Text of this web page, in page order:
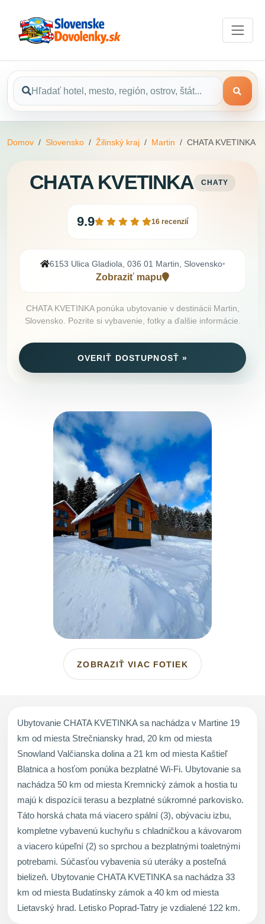
Domov Slovensko Žilinský kraj Martin CHATA KVETINKA
CHATA KVETINKA CHATY
9.9 16 recenzií
6153 Ulica Gladiola, 036 01 Martin, Slovensko•
Zobraziť mapu
CHATA KVETINKA ponúka ubytovanie v destinácii Martin,
Slovensko. Pozrite si vybavenie, fotky a ďalšie informácie.
OVERIŤ DOSTUPNOSŤ »
ZOBRAZIŤ VIAC FOTIEK
Ubytovanie CHATA KVETINKA sa nachádza v Martine 19
km od miesta Strečniansky hrad, 20 km od miesta
Snowland Valčianska dolina a 21 km od miesta Kaštieľ
Blatnica a hosťom ponúka bezplatné Wi-Fi. Ubytovanie sa
nachádza 50 km od miesta Kremnický zámok a hostia tu
majú k dispozícii terasu a bezplatné súkromné parkovisko.
Táto horská chata má viacero spální (3), obývaciu izbu,
kompletne vybavenú kuchyňu s chladničkou a kávovarom
a viacero kúpeľní (2) so sprchou a bezplatnými toaletnými
potrebami. Súčasťou vybavenia sú uteráky a posteľná
bielizeň. Ubytovanie CHATA KVETINKA sa nachádza 33
km od miesta Budatínsky zámok a 40 km od miesta
Lietavský hrad. Letisko Poprad-Tatry je vzdialené 122 km.